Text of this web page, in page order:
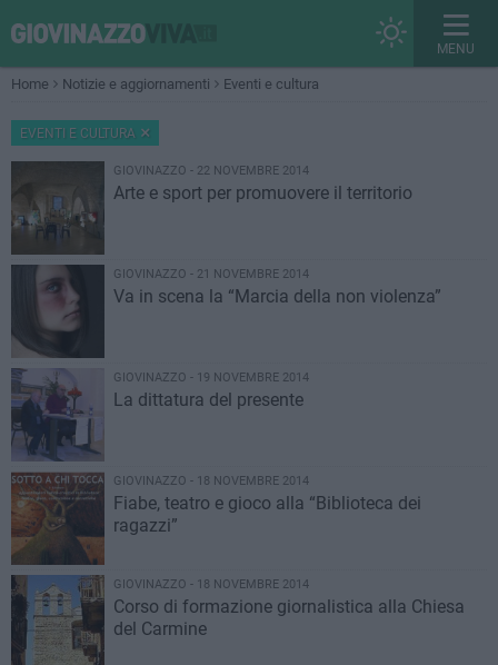
MENU
Home Notizie e aggiornamenti Eventi e cultura
EVENTI E CULTURA
GIOVINAZZO - 22 NOVEMBRE 2014
Arte e sport per promuovere il territorio
GIOVINAZZO - 21 NOVEMBRE 2014
Va in scena la “Marcia della non violenza”
GIOVINAZZO - 19 NOVEMBRE 2014
La dittatura del presente
GIOVINAZZO - 18 NOVEMBRE 2014
Fiabe, teatro e gioco alla “Biblioteca dei
ragazzi”
GIOVINAZZO - 18 NOVEMBRE 2014
Corso di formazione giornalistica alla Chiesa
del Carmine